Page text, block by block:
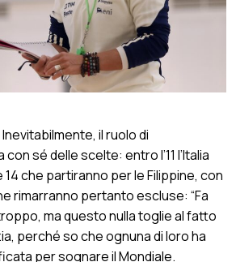
Inevitabilmente, il ruolo di
sé delle scelte: entro l’11 l’Italia
che partiranno per le Filippine, con
rimarranno pertanto escluse: “Fa
ma questo nulla toglie al fatto
perché so che ognuna di loro ha
per sognare il Mondiale.